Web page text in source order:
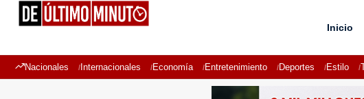
Inicio
Nacionales Internacionales Economía Entretenimiento Deportes Estilo